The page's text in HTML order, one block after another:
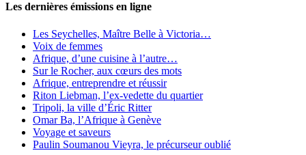
Les dernières émissions en ligne
Les Seychelles, Maître Belle à Victoria…
Voix de femmes
Afrique, d’une cuisine à l’autre…
Sur le Rocher, aux cœurs des mots
Afrique, entreprendre et réussir
Riton Liebman, l’ex-vedette du quartier
Tripoli, la ville d’Éric Ritter
Omar Ba, l’Afrique à Genève
Voyage et saveurs
Paulin Soumanou Vieyra, le précurseur oublié